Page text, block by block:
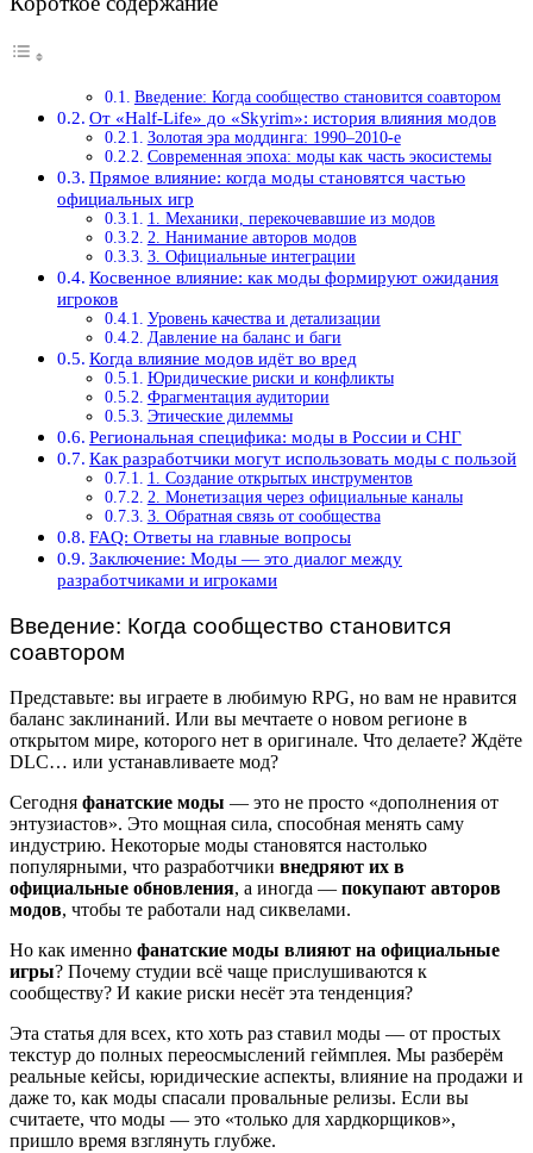
Введение: Когда сообщество становится соавтором
От «Half-Life» до «Skyrim»: история влияния модов
Золотая эра моддинга: 1990–2010-е
Современная эпоха: моды как часть экосистемы
Прямое влияние: когда моды становятся частью
официальных игр
1. Механики, перекочевавшие из модов
2. Нанимание авторов модов
3. Официальные интеграции
Косвенное влияние: как моды формируют ожидания
игроков
Уровень качества и детализации
Давление на баланс и баги
Когда влияние модов идёт во вред
Юридические риски и конфликты
Фрагментация аудитории
Этические дилеммы
Региональная специфика: моды в России и СНГ
Как разработчики могут использовать моды с пользой
1. Создание открытых инструментов
2. Монетизация через официальные каналы
3. Обратная связь от сообщества
FAQ: Ответы на главные вопросы
Заключение: Моды — это диалог между
разработчиками и игроками
Введение: Когда сообщество становится
соавтором
Представьте: вы играете в любимую RPG, но вам не нравится
баланс заклинаний. Или вы мечтаете о новом регионе в
открытом мире, которого нет в оригинале. Что делаете? Ждёте
DLC… или устанавливаете мод?
Сегодня фанатские моды — это не просто «дополнения от
энтузиастов». Это мощная сила, способная менять саму
индустрию. Некоторые моды становятся настолько
популярными, что разработчики внедряют их в
официальные обновления, а иногда — покупают авторов
модов, чтобы те работали над сиквелами.
Но как именно фанатские моды влияют на официальные
игры? Почему студии всё чаще прислушиваются к
сообществу? И какие риски несёт эта тенденция?
Эта статья для всех, кто хоть раз ставил моды — от простых
текстур до полных переосмыслений геймплея. Мы разберём
реальные кейсы, юридические аспекты, влияние на продажи и
даже то, как моды спасали провальные релизы. Если вы
считаете, что моды — это «только для хардкорщиков»,
пришло время взглянуть глубже.